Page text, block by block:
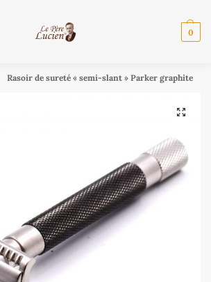
0
Rasoir de sureté « semi-slant » Parker graphite